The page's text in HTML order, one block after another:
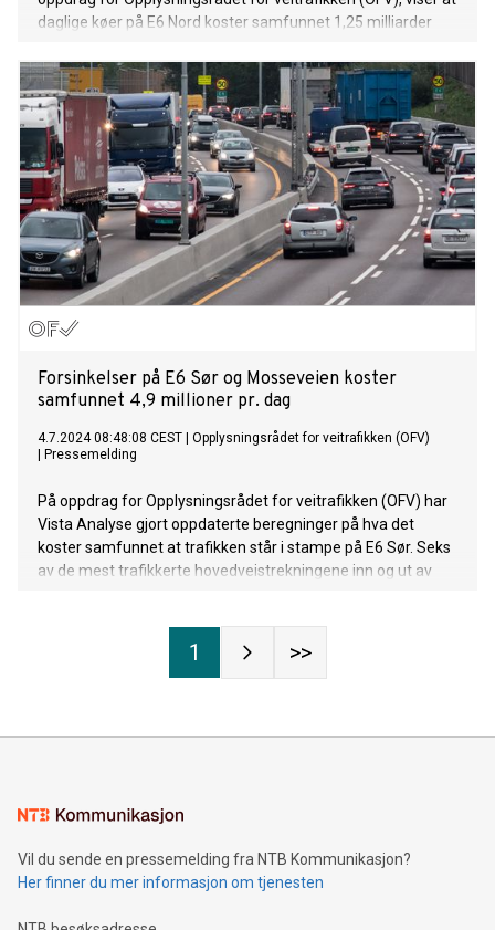
daglige køer på E6 Nord koster samfunnet 1,25 milliarder
hovedveistrekningene inn og ut av Oslo analysert, og etter E-
18 i Vestover, som har det høyeste samfunnsøkonomiske
tapet, kommer E6 Nord.
Forsinkelser på E6 Sør og Mosseveien koster
samfunnet 4,9 millioner pr. dag
4.7.2024 08:48:08 CEST
Opplysningsrådet for veitrafikken (OFV)
Pressemelding
På oppdrag for Opplysningsrådet for veitrafikken (OFV) har
Vista Analyse gjort oppdaterte beregninger på hva det
koster samfunnet at trafikken står i stampe på E6 Sør. Seks
av de mest trafikkerte hovedveistrekningene inn og ut av
1 >>
Vil du sende en pressemelding fra NTB Kommunikasjon?
Her finner du mer informasjon om tjenesten